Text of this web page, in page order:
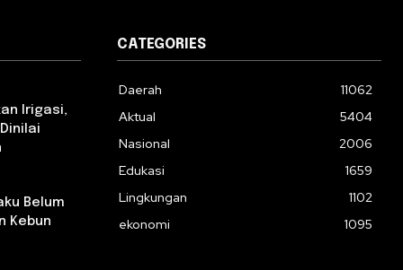
Irigasi,
Belum
Kebun
CATEGORIES
Daerah
11062
Aktual
5404
Nasional
2006
Edukasi
1659
Lingkungan
1102
ekonomi
1095